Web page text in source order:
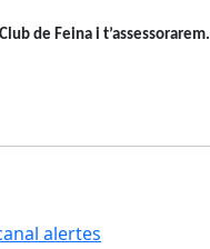
de Feina i t’assessorarem.